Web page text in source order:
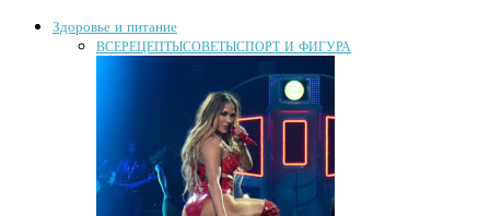
Здоровье и питание
ВСЕРЕЦЕПТЫСОВЕТЫСПОРТ И ФИГУРА